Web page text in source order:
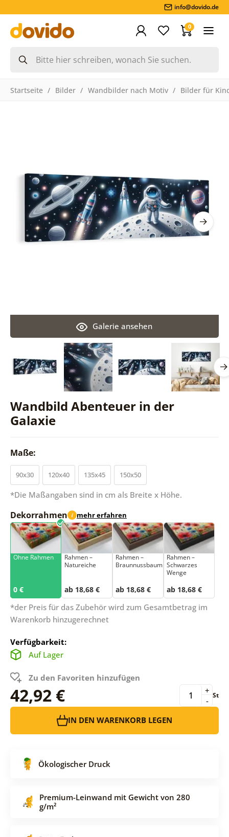
info@dovido.de
0
Startseite Bilder Wandbilder nach Motiv Bilder für
Wandbild Abenteuer in der
Galaxie
Galerie ansehen
Maße:
90x30 120x40 135x45 150x50
*Die Maßangaben sind in cm als Breite x Höhe.
Dekorrahmen i mehr erfahren
Ohne Rahmen
0 €
Rahmen –
Natureiche
ab 18,68 €
Rahmen –
Braunnussbaum
ab 18,68 €
Rahmen –
Schwarzes
Wenge
ab 18,68 €
*der Preis für das Zubehör wird zum Gesamtbetrag im
Warenkorb hinzugerechnet
Verfügbarkeit:
Auf Lager
Zu den Favoriten hinzufügen
42,92 € -
+ St
IN DEN WARENKORB LEGEN
Ökologischer Druck
Premium-Leinwand mit Gewicht von 280
g/m²